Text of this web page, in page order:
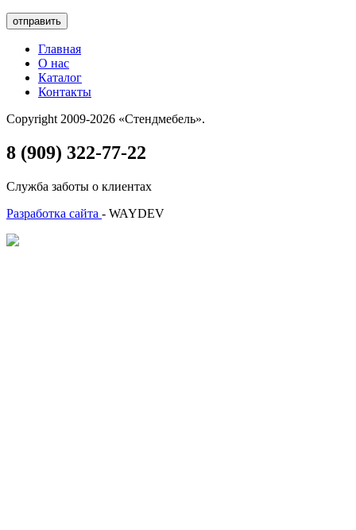
отправить
Главная
О нас
Каталог
Контакты
Copyright 2009-2026 «Стендмебель».
8 (909) 322-77-22
Служба заботы о клиентах
Разработка сайта - WAYDEV